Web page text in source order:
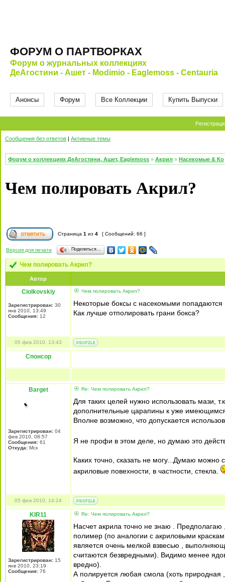
ФОРУМ О ПАРТВОРКАХ
Форум о журнальных коллекциях
ДеАгостини - Ашет - Modimio - Eaglemoss - Centauria
Анонсы Форум Все Коллекции Купить Выпуски
Сообщения без ответов | Активные темы
Форум о коллекциях ДеАгостини, Ашет, Eaglemoss » Акрил » Насекомые & Ко
Чем полировать Акрил?
Страница 1 из 4 [ Сообщений: 66 ]
Версия для печати Поделиться…
Чем полировать Акрил?
Автор
Ciolkovskiy
Зарегистрирован: 30
янв 2010, 13:49
Сообщения: 12
Чем полировать Акрил?
Некоторые боксы с насекомыми
Как лучше отполировать грани бокса?
05 фев 2010, 13:43
Спонсор
Barget
Зарегистрирован: 04
фев 2010, 08:57
Сообщения: 61
Откуда: Мск
Re: Чем полировать Акрил?
Для таких целей нужно использовать мази,
дополнительные царапины к уже
Вполне возможно, что допускается
Я не профи в этом деле, но думаю это
Каких точно, сказать не могу...Думаю можно
акриловые повехности, в частности, стекла.
05 фев 2010, 14:24
KIR11
Зарегистрирован: 15
янв 2010, 23:19
Сообщения: 76
Re: Чем полировать Акрил?
Насчет акрила точно не знаю . Предполагаю
полимер (по аналогии с акриловыми
является очень мелкой взвесью ,
считаются безвредными). Видимо менее
вредно).
А полируется любая смола (хоть природная